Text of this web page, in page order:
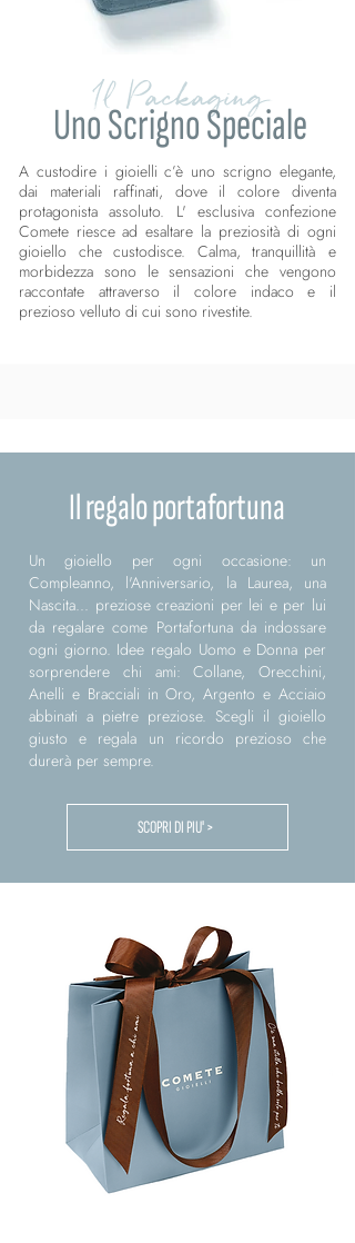
Il Packaging
Uno Scrigno Speciale
A custodire i gioielli c’è uno scrigno elegante,
dai materiali raffinati, dove il colore diventa
protagonista assoluto. L' esclusiva confezione
Comete riesce ad esaltare la preziosità di ogni
gioiello che custodisce. Calma, tranquillità e
morbidezza sono le sensazioni che vengono
raccontate attraverso il colore indaco e il
prezioso velluto di cui sono rivestite.
Il regalo portafortuna
Un gioiello per ogni occasione: un
Compleanno, l'Anniversario, la Laurea, una
Nascita... preziose creazioni per lei e per lui
da regalare come Portafortuna da indossare
ogni giorno. Idee regalo Uomo e Donna per
sorprendere chi ami: Collane, Orecchini,
Anelli e Bracciali in Oro, Argento e Acciaio
abbinati a pietre preziose. Scegli il gioiello
giusto e regala un ricordo prezioso che
durerà per sempre.
SCOPRI DI PIU' >